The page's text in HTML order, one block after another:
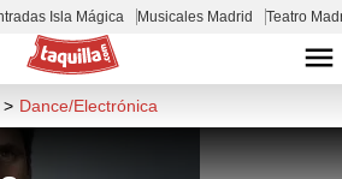
Isla Mágica Musicales Madrid Teatro
> Dance/Electrónica